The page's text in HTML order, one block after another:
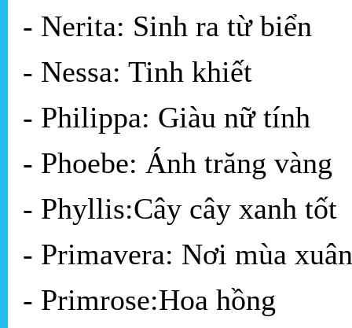
- Nerita: Sinh ra từ biển
- Nessa: Tinh khiết
- Philippa: Giàu nữ tính
- Phoebe: Ánh trăng vàng
- Phyllis:Cây cây xanh tốt
- Primavera: Nơi mùa
- Primrose:Hoa hồng